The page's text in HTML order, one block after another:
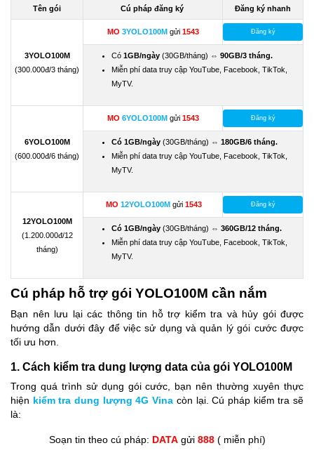
Tên gói Cú pháp đăng ký Đăng ký nhanh
3YOLO100M
(300.000đ/3 tháng)
MO 3YOLO100M gửi 1543 Đăng ký
Có 1GB/ngày (30GB/tháng) ⇔ 90GB/3 tháng.
Miễn phí data truy cập YouTube, Facebook, TikTok,
MyTV.
6YOLO100M
(600.000đ/6 tháng)
MO 6YOLO100M gửi 1543 Đăng ký
Có 1GB/ngày (30GB/tháng) ⇔ 180GB/6 tháng.
Miễn phí data truy cập YouTube, Facebook, TikTok,
MyTV.
12YOLO100M
(1.200.000đ/12
tháng)
MO 12YOLO100M gửi 1543 Đăng ký
Có 1GB/ngày (30GB/tháng) ⇔ 360GB/12 tháng.
Miễn phí data truy cập YouTube, Facebook, TikTok,
MyTV.
Cú pháp hỗ trợ gói YOLO100M cần nắm
Bạn nên lưu lại các thông tin hỗ trợ kiểm tra và hủy gói được
hướng dẫn dưới đây để việc sử dụng và quản lý gói cước được
tối ưu hơn.
1. Cách kiểm tra dung lượng data của gói YOLO100M
Trong quá trình sử dụng gói cước, bạn nên thường xuyên thực
hiện kiểm tra dung lượng 4G Vina còn lại. Cú pháp kiểm tra sẽ
là:
Soạn tin theo cú pháp: DATAgửi 888 ( miễn phí)